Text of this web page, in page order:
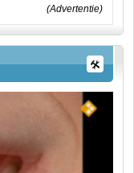
(Advertentie)